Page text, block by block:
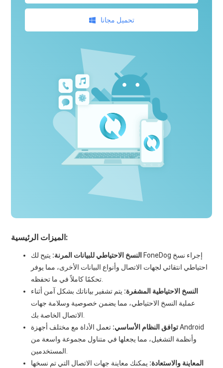
تحميل مجانا
الميزات الرئيسية:
النسخ الاحتياطي للبيانات المرنة: يتيح لك FoneDog إجراء نسخ
احتياطي انتقائي لجهات الاتصال وأنواع البيانات الأخرى، مما يوفر
النسخ الاحتياطية المشفرة: يتم تشفير بياناتك بشكل آمن أثناء
عملية النسخ الاحتياطي، مما يضمن خصوصية وسلامة جهات
توافق النظام الأساسي: تعمل الأداة مع مختلف أجهزة Android
وأنظمة التشغيل، مما يجعلها في متناول مجموعة واسعة من
المعاينة والاستعادة: يمكنك معاينة جهات الاتصال التي تم نسخها